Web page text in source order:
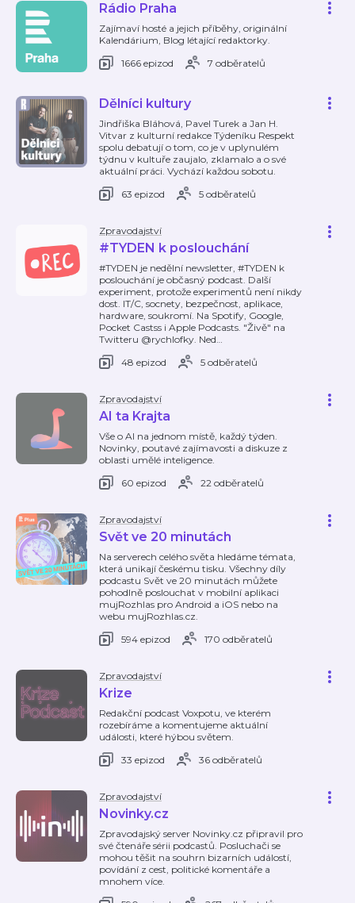
Rádio Praha
Zajímaví hosté a jejich příběhy, originální
Kalendárium, Blog létající redaktorky.
1666 epizod
7 odběratelů
Dělníci kultury
Jindřiška Bláhová, Pavel Turek a Jan H.
Vitvar z kulturní redakce Týdeníku Respekt
spolu debatují o tom, co je v uplynulém
týdnu v kultuře zaujalo, zklamalo a o své
aktuální práci. Vychází každou sobotu.
63 epizod
5 odběratelů
Zpravodajství
#TYDEN k poslouchání
#TYDEN je nedělní newsletter, #TYDEN k
poslouchání je občasný podcast. Další
experiment, protože experimentů není nikdy
dost. IT/C, socnety, bezpečnost, aplikace,
hardware, soukromí. Na Spotify, Google,
Pocket Castss i Apple Podcasts. "Živě" na
Twitteru @rychlofky. Ned…
48 epizod
5 odběratelů
Zpravodajství
AI ta Krajta
Vše o AI na jednom místě, každý týden.
Novinky, poutavé zajímavosti a diskuze z
oblasti umělé inteligence.
60 epizod
22 odběratelů
Zpravodajství
Svět ve 20 minutách
Na serverech celého světa hledáme témata,
která unikají českému tisku. Všechny díly
podcastu Svět ve 20 minutách můžete
pohodlně poslouchat v mobilní aplikaci
mujRozhlas pro Android a iOS nebo na
webu mujRozhlas.cz.
594 epizod
170 odběratelů
Zpravodajství
Krize
Redakční podcast Voxpotu, ve kterém
rozebíráme a komentujeme aktuální
události, které hýbou světem.
33 epizod
36 odběratelů
Zpravodajství
Novinky.cz
Zpravodajský server Novinky.cz připravil pro
své čtenáře sérii podcastů. Posluchači se
mohou těšit na souhrn bizarních událostí,
povídání z cest, politické komentáře a
mnohem více.